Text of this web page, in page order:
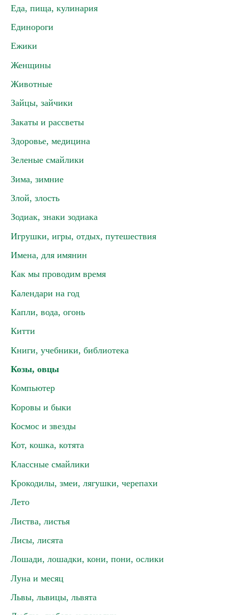
Еда, пища, кулинария
Единороги
Ежики
Женщины
Животные
Зайцы, зайчики
Закаты и рассветы
Здоровье, медицина
Зеленые смайлики
Зима, зимние
Злой, злость
Зодиак, знаки зодиака
Игрушки, игры, отдых, путешествия
Имена, для имянин
Как мы проводим время
Календари на год
Капли, вода, огонь
Китти
Книги, учебники, библиотека
Козы, овцы
Компьютер
Коровы и быки
Космос и звезды
Кот, кошка, котята
Классные смайлики
Крокодилы, змеи, лягушки, черепахи
Лето
Листва, листья
Лисы, лисята
Лошади, лошадки, кони, пони, ослики
Луна и месяц
Львы, львицы, львята